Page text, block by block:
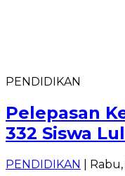
PENDIDIKAN
Pelepasan
332 Siswa
PENDIDIKAN
|